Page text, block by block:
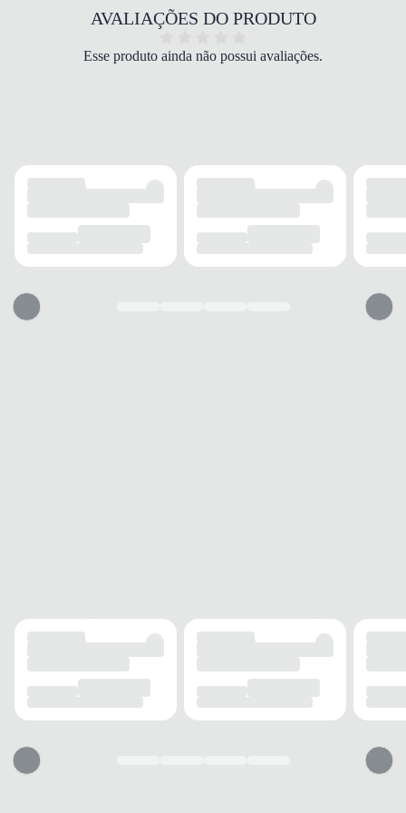
MATERIAL
Borracha
ADERÊNCIA
AMORTECIMENTO
Médio
AVALIAÇÕES DO PRODUTO
Esse produto ainda não possui avaliações.